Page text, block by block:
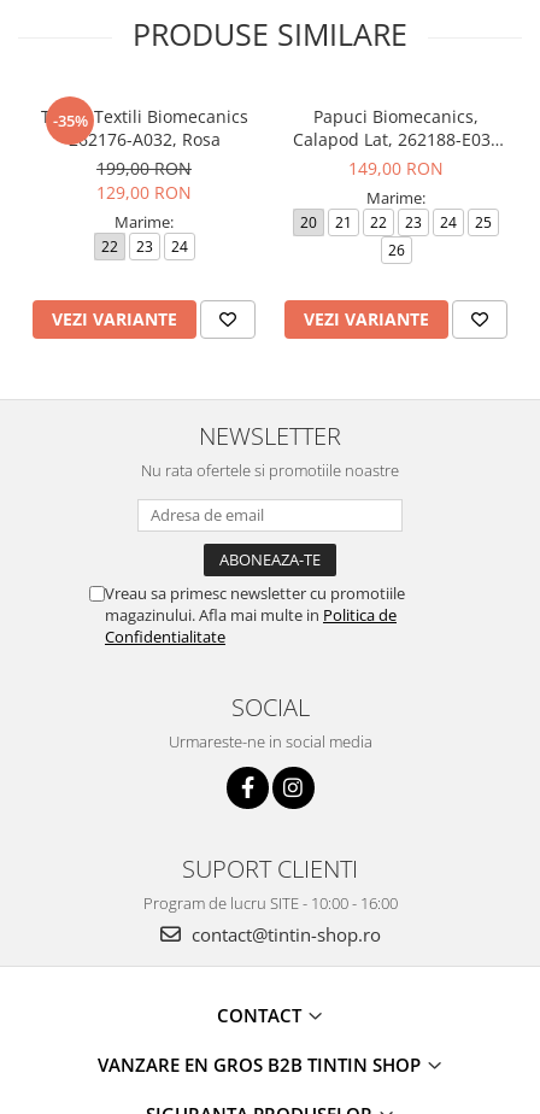
PRODUSE SIMILARE
-35%
Tenisi Textili Biomecanics
262176-A032, Rosa
199,00 RON
129,00 RON
Marime:
22 23 24
VEZI VARIANTE
Papuci Biomecanics,
Calapod Lat, 262188-E032
Rosa, Wider Biohome
149,00 RON
Marime:
20 21 22 23 24
25
26
VEZI VARIANTE
NEWSLETTER
Nu rata ofertele si promotiile noastre
Vreau sa primesc newsletter cu promotiile
magazinului. Afla mai multe in Politica de
Confidentialitate
SOCIAL
Urmareste-ne in social media
SUPORT CLIENTI
Program de lucru SITE - 10:00 - 16:00
contact@tintin-shop.ro
CONTACT
VANZARE EN GROS B2B TINTIN SHOP